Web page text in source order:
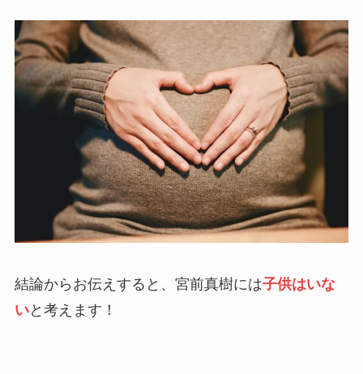
結論からお伝えすると、宮前真樹には子供はいな
いと考えます！